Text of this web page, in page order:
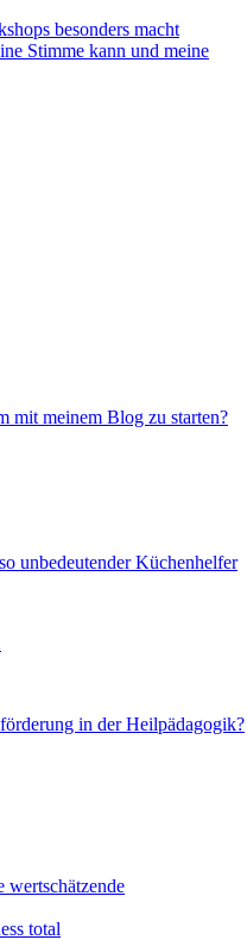
besonders macht
Stimme kann und meine
mit meinem Blog zu starten?
unbedeutender Küchenhelfer
in der Heilpädagogik?
wertschätzende
total